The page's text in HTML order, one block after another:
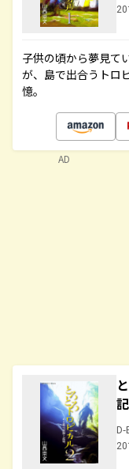
子供の頃から夢見て
が、島で出合うトロ
憶。
D-
AD